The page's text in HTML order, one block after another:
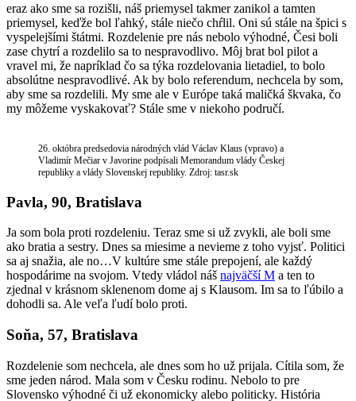
eraz ako sme sa rozišli, náš priemysel takmer zanikol a tamten
priemysel, keďže bol ľahký, stále niečo chŕlil. Oni sú stále na špici s
vyspelejšími štátmi. Rozdelenie pre nás nebolo výhodné, Česi boli
zase chytrí a rozdelilo sa to nespravodlivo. Môj brat bol pilot a
vravel mi, že napríklad čo sa týka rozdelovania lietadiel, to bolo
absolútne nespravodlivé. Ak by bolo referendum, nechcela by som,
aby sme sa rozdelili. My sme ale v Európe taká maličká škvaka, čo
my môžeme vyskakovať? Stále sme v niekoho područí.
26. októbra predsedovia národných vlád Václav Klaus (vpravo) a
Vladimír Mečiar v Javorine podpísali Memorandum vlády Českej
republiky a vlády Slovenskej republiky. Zdroj: tasr.sk
Pavla, 90, Bratislava
Ja som bola proti rozdeleniu. Teraz sme si už zvykli, ale boli sme
ako bratia a sestry. Dnes sa miesime a nevieme z toho vyjsť. Politici
sa aj snažia, ale no…V kultúre sme stále prepojení, ale každý
hospodárime na svojom. Vtedy vládol náš najväčší M a ten to
zjednal v krásnom sklenenom dome aj s Klausom. Im sa to ľúbilo a
dohodli sa. Ale veľa ľudí bolo proti.
Soňa, 57, Bratislava
Rozdelenie som nechcela, ale dnes som ho už prijala. Cítila som, že
sme jeden národ. Mala som v Česku rodinu. Nebolo to pre
Slovensko výhodné či už ekonomicky alebo politicky. História